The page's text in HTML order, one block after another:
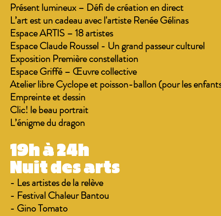
Présent lumineux – Défi de création en direct
L’art est un cadeau avec l'artiste Renée Gélinas
Espace ARTIS – 18 artistes
Espace Claude Roussel - Un grand passeur culturel
Exposition Première constellation
Espace Griffé – Œuvre collective
Atelier libre Cyclope et poisson-ballon (pour les
Empreinte et dessin
Clic! le beau portrait
L’énigme du dragon
19h à 24h
Nuit des arts
- Les artistes de la relève
- Festival Chaleur Bantou
- Gino Tomato